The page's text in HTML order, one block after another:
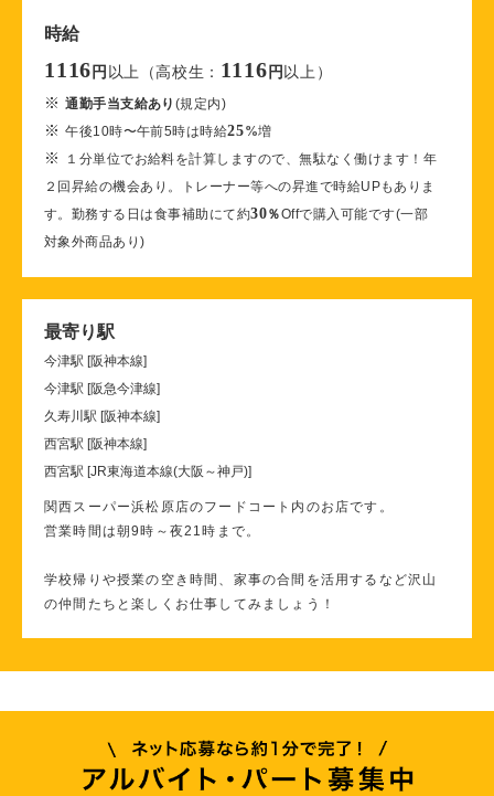
時給
1116 円 以上（高校生： 1116 円 以上）
※通勤手当支給あり (規定内)
※午後10時〜午前5時は時給25%増
※
１分単位でお給料を計算しますので、無駄なく働けます！年
２回昇給の機会あり。トレーナー等への昇進で時給UPもありま
す。勤務する日は食事補助にて約30％Offで購入可能です(一部
対象外商品あり)
最寄り駅
今津駅 [阪神本線]
今津駅 [阪急今津線]
久寿川駅 [阪神本線]
西宮駅 [阪神本線]
西宮駅 [JR東海道本線(大阪～神戸)]
関西スーパー浜松原店のフードコート内のお店です。
営業時間は朝9時～夜21時まで。
学校帰りや授業の空き時間、家事の合間を活用するなど沢山
の仲間たちと楽しくお仕事してみましょう！